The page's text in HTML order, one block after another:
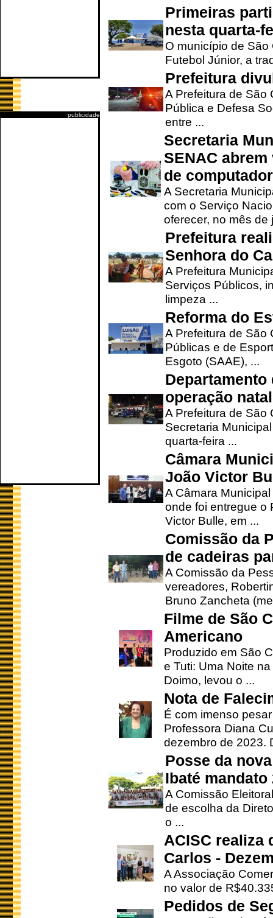
publicidade
Primeiras
nesta quarta-
O município de
Futebol Júnior, a
Prefeitura
A Prefeitura de São
Pública e Defesa
entre ...
Secretaria
SENAC
de
A Secretaria
com o Serviço
oferecer, no mês de
Prefeitura
Senhora do
A Prefeitura
Serviços Públicos,
limpeza ...
Reforma do
A Prefeitura de São
Públicas e de
Esgoto (SAAE), ...
operação
A Prefeitura de São
Secretaria
quarta-feira ...
Câmara
João Victor
A Câmara
onde foi entregue o
Victor Bulle, em ...
Comissão da
de cadeiras
A Comissão da
vereadores,
Bruno Zancheta
Filme de São
Americano
Produzido em São
e Tuti: Uma Noite
Doimo, levou o ...
Nota de
É com imenso
Professora Diana
dezembro de 2023.
Posse da
Ibaté mandato
A Comissão
de escolha da
o ...
ACISC realiza
Carlos -
A Associação
no valor de
Pedidos de